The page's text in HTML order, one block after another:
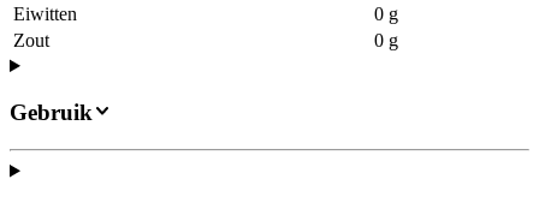
Eiwitten
0 g
Zout
0 g
Gebruik